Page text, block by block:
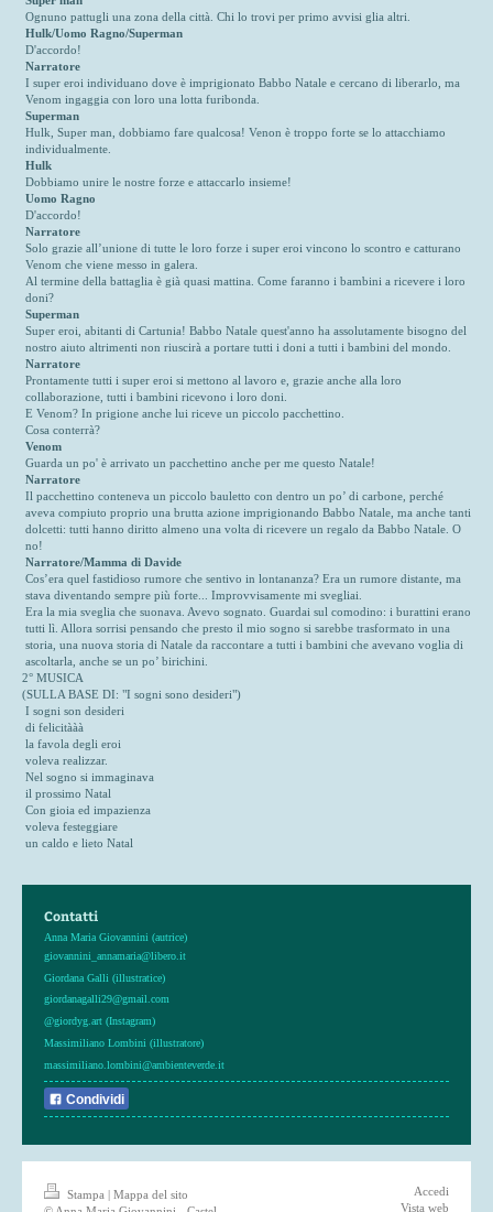
Ognuno pattugli una zona della città. Chi lo trovi per primo avvisi glia altri.
Hulk/Uomo Ragno/Superman
D'accordo!
Narratore
I super eroi individuano dove è imprigionato Babbo Natale e cercano di liberarlo, ma
Venom ingaggia con loro una lotta furibonda.
Superman
Hulk, Super man, dobbiamo fare qualcosa! Venon è troppo forte se lo attacchiamo
individualmente.
Hulk
Dobbiamo unire le nostre forze e attaccarlo insieme!
Uomo Ragno
D'accordo!
Narratore
Solo grazie all’unione di tutte le loro forze i super eroi vincono lo scontro e catturano
Venom che viene messo in galera.
Al termine della battaglia è già quasi mattina. Come faranno i bambini a ricevere i loro
doni?
Superman
Super eroi, abitanti di Cartunia! Babbo Natale quest'anno ha assolutamente bisogno del
nostro aiuto altrimenti non riuscirà a portare tutti i doni a tutti i bambini del mondo.
Narratore
Prontamente tutti i super eroi si mettono al lavoro e, grazie anche alla loro
collaborazione, tutti i bambini ricevono i loro doni.
E Venom? In prigione anche lui riceve un piccolo pacchettino.
Cosa conterrà?
Venom
Guarda un po' è arrivato un pacchettino anche per me questo Natale!
Narratore
Il pacchettino conteneva un piccolo bauletto con dentro un po’ di carbone, perché
aveva compiuto proprio una brutta azione imprigionando Babbo Natale, ma anche tanti
dolcetti: tutti hanno diritto almeno una volta di ricevere un regalo da Babbo Natale. O
no!
Narratore/Mamma di Davide
Cos’era quel fastidioso rumore che sentivo in lontananza? Era un rumore distante, ma
stava diventando sempre più forte... Improvvisamente mi svegliai.
Era la mia sveglia che suonava. Avevo sognato. Guardai sul comodino: i burattini erano
tutti lì. Allora sorrisi pensando che presto il mio sogno si sarebbe trasformato in una
storia, una nuova storia di Natale da raccontare a tutti i bambini che avevano voglia di
ascoltarla, anche se un po’ birichini.
2° MUSICA
(SULLA BASE DI: "I sogni sono desideri")
I sogni son desideri
di felicitààà
la favola degli eroi
voleva realizzar.
Nel sogno si immaginava
il prossimo Natal
Con gioia ed impazienza
voleva festeggiare
un caldo e lieto Natal
Contatti
Anna Maria Giovannini (autrice)
giovannini_annamaria@libero.it
Giordana Galli (illustratice)
giordanagalli29@gmail.com
@giordyg.art (Instagram)
Massimiliano Lombini (illustratore)
massimiliano.lombini@ambienteverde.it
Condividi
Stampa | Mappa del sito
Accedi
Vista web